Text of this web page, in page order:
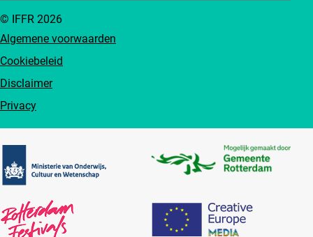
Algemene voorwaarden
Cookiebeleid
Disclaimer
Privacy
© IFFR 2026